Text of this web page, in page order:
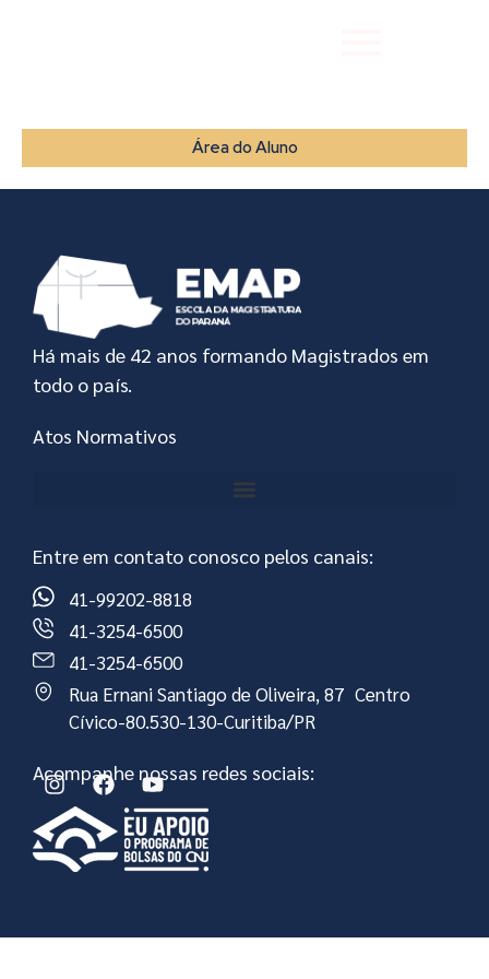
Área do Aluno
Há mais de 42 anos formando Magistrados em
todo o país.
Atos Normativos
Entre em contato conosco pelos canais:
41-99202-8818
41-3254-6500
41-3254-6500
Rua Ernani Santiago de Oliveira, 87 Centro
Cívico-80.530-130-Curitiba/PR
Acompanhe nossas redes sociais: